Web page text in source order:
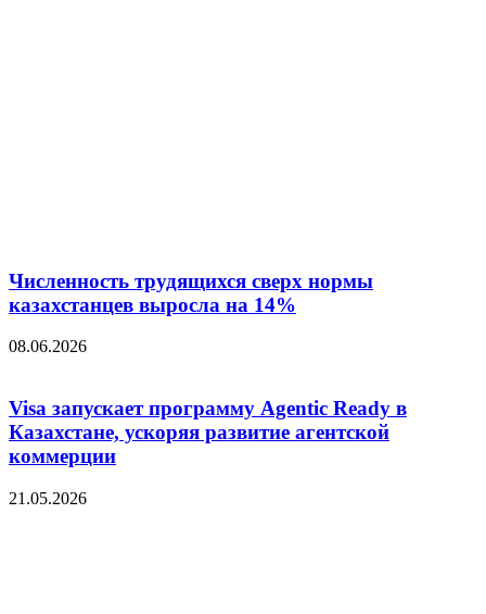
Численность трудящихся сверх нормы
казахстанцев выросла на 14%
08.06.2026
Visa запускает программу Agentic Ready в
Казахстане, ускоряя развитие агентской
коммерции
21.05.2026